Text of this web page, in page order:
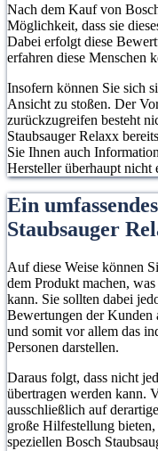
Nach dem Kauf von
Möglichkeit, dass sie
Dabei erfolgt diese
erfahren diese Menschen
Insofern können Sie sich
Ansicht zu stoßen. Der
zurückzugreifen besteht
Staubsauger Relaxx
Sie Ihnen auch
Hersteller überhaupt nicht
Ein
Staubsauger
Auf diese Weise können
dem Produkt machen,
kann. Sie sollten dabei
Bewertungen der Kunden
und somit vor allem das
Personen darstellen.
Daraus folgt, dass nicht
übertragen werden kann.
ausschließlich auf
große Hilfestellung
speziellen Bosch